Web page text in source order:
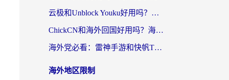
云极和Unblock Youku好用吗？海外党亲测+2026回国加速器避坑指南
ChickCN和海外回国好用吗？海外党2026亲测：从手游到影音，选对加速器的3个关键
海外党必看：雷神手游和快帆TV版好用吗？3步选对回国加速器不踩坑
海外地区限制